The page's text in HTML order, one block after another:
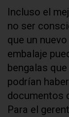
Incluso el
no ser
que un
embalaje
bengalas
podrían
documentos
Para el